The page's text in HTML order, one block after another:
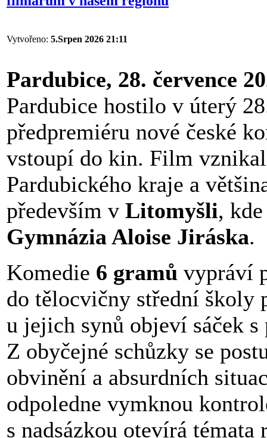
Vytvořeno: 5.Srpen 2026 21:11
Pardubice, 28. července
Pardubice hostilo v úterý
předpremiéru nové české
vstoupí do kin. Film
Pardubického kraje a
především v Litomyšli,
Gymnázia Aloise Jiráska.
Komedie 6 gramů vypráví
do tělocvičny střední školy
u jejich synů objeví sáček
Z obyčejné schůzky se
obvinění a absurdních
odpoledne vymknou
s nadsázkou otevírá